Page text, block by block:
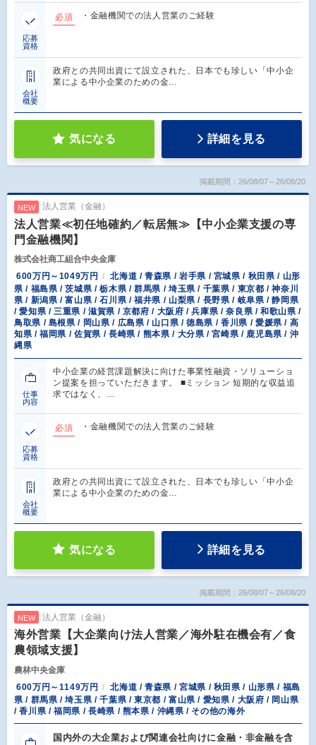
応募
資格
必須 ・金融機関での法人営業のご経験
会社
概要
政府との共同出資にて設立された、日本でも珍しい「中小企
業による中小企業のための金…
気になる 詳細を見る
掲載期間：26/08/07～26/08/20
NEW 法人営業（金融）
法人営業≪初任地確約／転居無≫【中小企業支援の専
門金融機関】
株式会社商工組合中央金庫
600万円～1049万円
北海道 / 青森県 / 岩手県 / 宮城県 / 秋田県 / 山形
県 / 福島県 / 茨城県 / 栃木県 / 群馬県 / 埼玉県 / 千葉県 / 東京都 / 神奈川
県 / 新潟県 / 富山県 / 石川県 / 福井県 / 山梨県 / 長野県 / 岐阜県 / 静岡県
/ 愛知県 / 三重県 / 滋賀県 / 京都府 / 大阪府 / 兵庫県 / 奈良県 / 和歌山県 /
鳥取県 / 島根県 / 岡山県 / 広島県 / 山口県 / 徳島県 / 香川県 / 愛媛県 / 高
知県 / 福岡県 / 佐賀県 / 長崎県 / 熊本県 / 大分県 / 宮崎県 / 鹿児島県 / 沖
縄県
仕事
内容
中小企業の経営課題解決に向けた事業性融資・ソリューショ
ン提案を担っていただきます。 ■ミッション 短期的な収益追
求ではなく、…
応募
資格
必須 ・金融機関での法人営業のご経験
会社
概要
政府との共同出資にて設立された、日本でも珍しい「中小企
業による中小企業のための金…
気になる 詳細を見る
掲載期間：26/08/07～26/08/20
NEW 法人営業（金融）
海外営業【大企業向け法人営業／海外駐在機会有／食
農領域支援】
農林中央金庫
600万円～1149万円
北海道 / 青森県 / 宮城県 / 秋田県 / 山形県 / 福島
県 / 群馬県 / 埼玉県 / 千葉県 / 東京都 / 富山県 / 愛知県 / 大阪府 / 岡山県
/ 香川県 / 福岡県 / 長崎県 / 熊本県 / 沖縄県 / その他の海外
国内外の大企業および関連会社向けに金融・非金融を含